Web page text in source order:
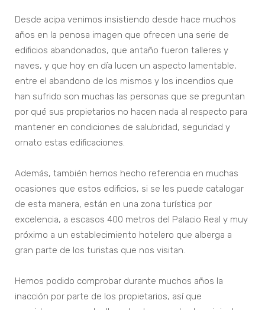
Desde acipa venimos insistiendo desde hace muchos
años en la penosa imagen que ofrecen una serie de
edificios abandonados, que antaño fueron talleres y
naves, y que hoy en día lucen un aspecto lamentable,
entre el abandono de los mismos y los incendios que
han sufrido son muchas las personas que se preguntan
por qué sus propietarios no hacen nada al respecto para
mantener en condiciones de salubridad, seguridad y
ornato estas edificaciones.
Además, también hemos hecho referencia en muchas
ocasiones que estos edificios, si se les puede catalogar
de esta manera, están en una zona turística por
excelencia, a escasos 400 metros del Palacio Real y muy
próximo a un establecimiento hotelero que alberga a
gran parte de los turistas que nos visitan.
Hemos podido comprobar durante muchos años la
inacción por parte de los propietarios, así que